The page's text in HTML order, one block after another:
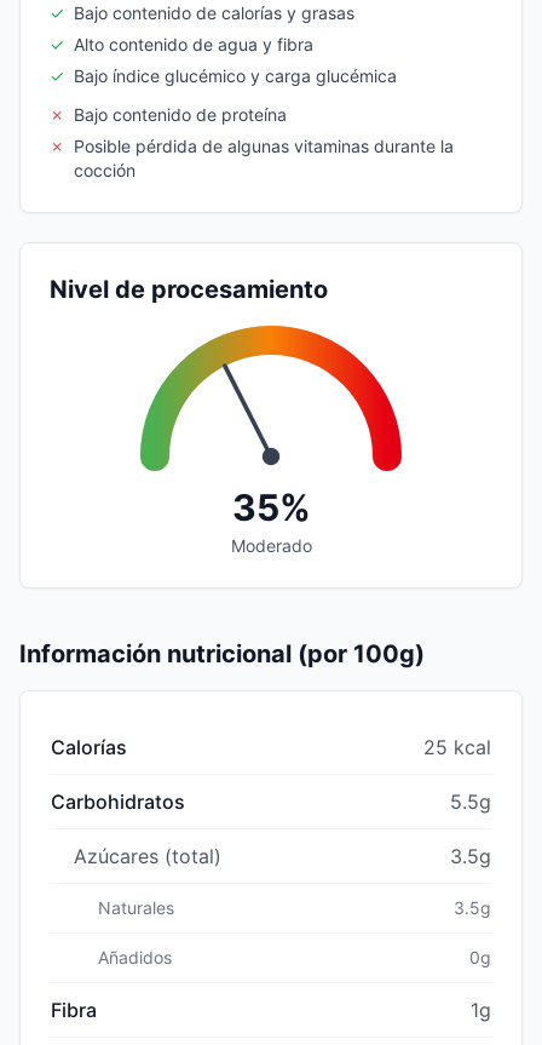
✓ Bajo contenido de calorías y grasas
✓ Alto contenido de agua y fibra
✓ Bajo índice glucémico y carga glucémica
✗
Bajo contenido de proteína
✗
Posible pérdida de algunas vitaminas durante la
cocción
Nivel de procesamiento
35%
Moderado
Información nutricional (por 100g)
Calorías 25 kcal
Carbohidratos 5.5g
Azúcares (total) 3.5g
Naturales 3.5g
Añadidos 0g
Fibra 1g